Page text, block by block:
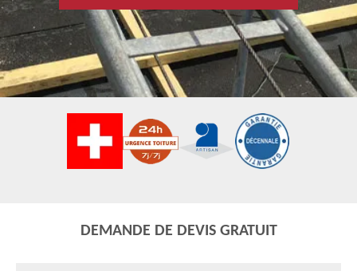
DEMANDE DE DEVIS GRATUIT